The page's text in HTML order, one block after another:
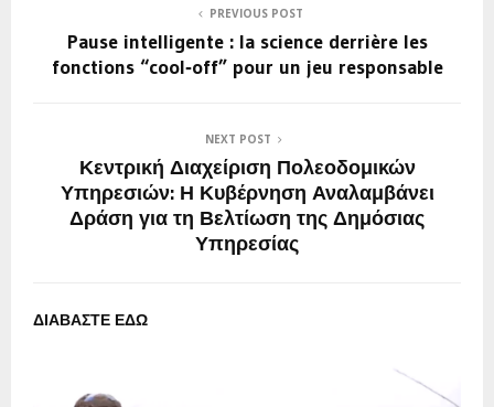
PREVIOUS POST
Pause intelligente : la science derrière les
fonctions “cool‑off” pour un jeu responsable
NEXT POST
Κεντρική Διαχείριση Πολεοδομικών
Υπηρεσιών: Η Κυβέρνηση Αναλαμβάνει
Δράση για τη Βελτίωση της Δημόσιας
Υπηρεσίας
ΔΙΑΒΑΣΤΕ ΕΔΩ